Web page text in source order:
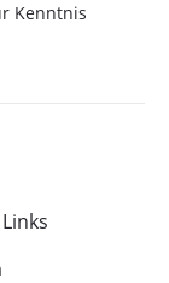
Kenntnis